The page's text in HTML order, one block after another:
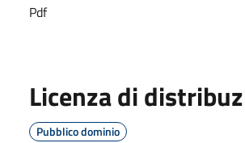
Pdf
Licenza di
Pubblico dominio